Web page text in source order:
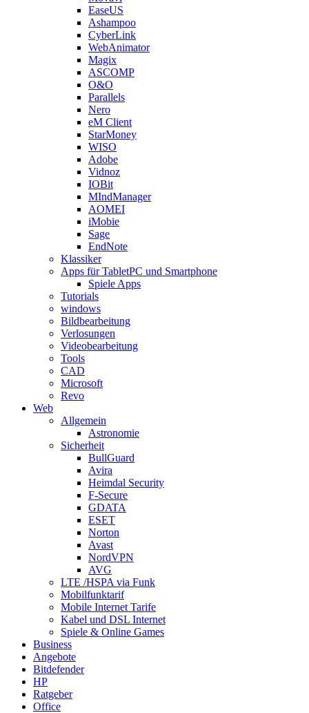
EaseUS
Ashampoo
CyberLink
WebAnimator
Magix
ASCOMP
O&O
Parallels
Nero
eM Client
StarMoney
WISO
Adobe
Vidnoz
IOBit
MIndManager
AOMEI
iMobie
Sage
EndNote
Klassiker
Apps für TabletPC und Smartphone
Spiele Apps
Tutorials
windows
Bildbearbeitung
Verlosungen
Videobearbeitung
Tools
CAD
Microsoft
Revo
Web
Allgemein
Astronomie
Sicherheit
BullGuard
Avira
Heimdal Security
F-Secure
GDATA
ESET
Norton
Avast
NordVPN
AVG
LTE /HSPA via Funk
Mobilfunktarif
Mobile Internet Tarife
Kabel und DSL Internet
Spiele & Online Games
Business
Angebote
Bitdefender
HP
Ratgeber
Office